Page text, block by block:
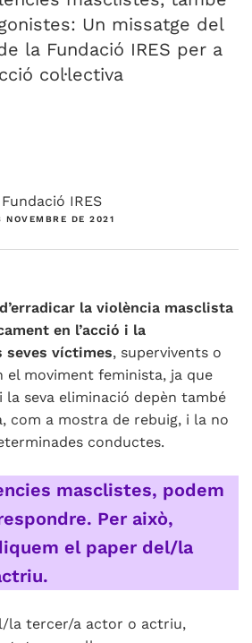
Un missatge del
la Fundació IRES per a
col·lectiva
Fundació IRES
NOVEMBRE DE 2021
la violència masclista
en l’acció i la
seves víctimes, supervivents o
el moviment feminista, ja que
la seva eliminació depèn també
com a mostra de rebuig, i la no
conductes.
masclistes, podem
Per això,
el paper del/la
la tercer/a actor o actriu,